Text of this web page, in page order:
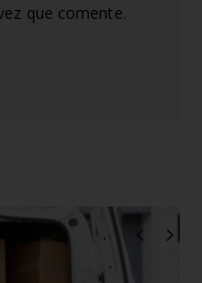
que comente.